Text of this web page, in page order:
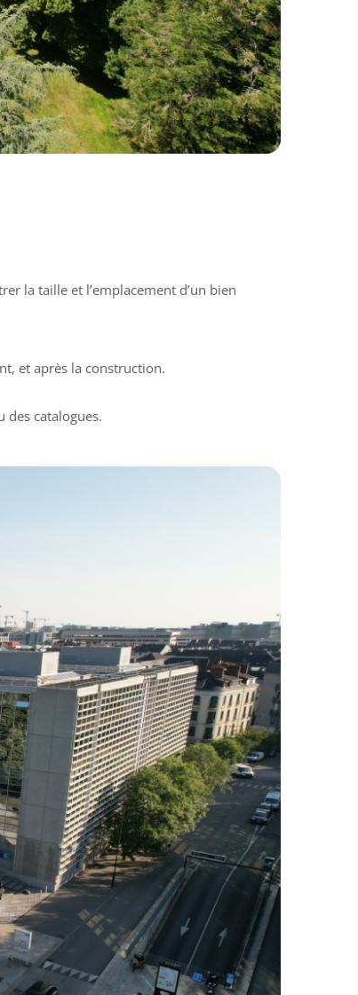
la taille et l’emplacement d’un bien
et après la construction.
des catalogues.